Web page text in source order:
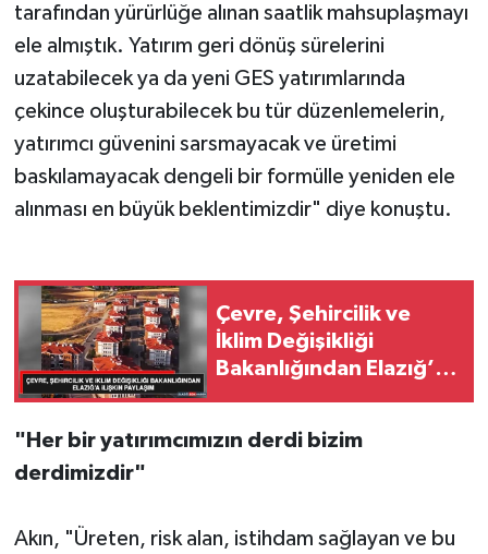
tarafından yürürlüğe alınan saatlik mahsuplaşmayı
ele almıştık. Yatırım geri dönüş sürelerini
uzatabilecek ya da yeni GES yatırımlarında
çekince oluşturabilecek bu tür düzenlemelerin,
yatırımcı güvenini sarsmayacak ve üretimi
baskılamayacak dengeli bir formülle yeniden ele
alınması en büyük beklentimizdir" diye konuştu.
Çevre, Şehircilik ve
İklim Değişikliği
Bakanlığından Elazığ’a
"Her bir yatırımcımızın derdi bizim
derdimizdir"
Akın, "Üreten, risk alan, istihdam sağlayan ve bu